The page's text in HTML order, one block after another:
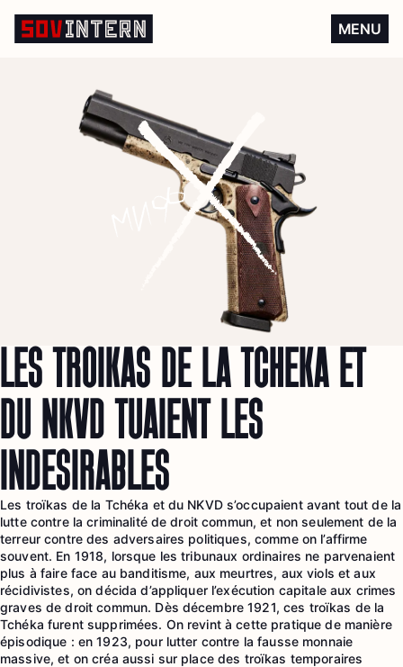
MENU
Les troïkas de la Tchéka et
LES TROÏKAS DE LA TCHÉKA ET
DU NKVD TUAIENT LES
INDÉSIRABLES
Les troïkas de la Tchéka et du NKVD s’occupaient avant tout de la
lutte contre la criminalité de droit commun, et non seulement de la
terreur contre des adversaires politiques, comme on l’affirme
souvent. En 1918, lorsque les tribunaux ordinaires ne parvenaient
plus à faire face au banditisme, aux meurtres, aux viols et aux
récidivistes, on décida d’appliquer l’exécution capitale aux crimes
graves de droit commun. Dès décembre 1921, ces troïkas de la
Tchéka furent supprimées. On revint à cette pratique de manière
épisodique : en 1923, pour lutter contre la fausse monnaie
massive, et on créa aussi sur place des troïkas temporaires